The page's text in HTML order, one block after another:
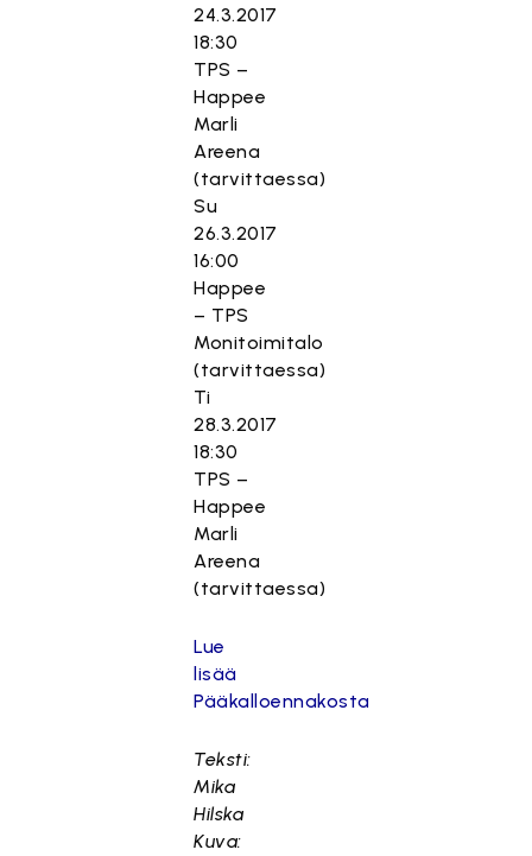
24.3.2017
18:30
TPS –
Happee
Marli
Areena
(tarvittaessa)
Su
26.3.2017
16:00
Happee
– TPS
Monitoimitalo
(tarvittaessa)
Ti
28.3.2017
18:30
TPS –
Happee
Marli
Areena
(tarvittaessa)
Lue
lisää
Pääkalloennakosta
Teksti:
Mika
Hilska
Kuva: